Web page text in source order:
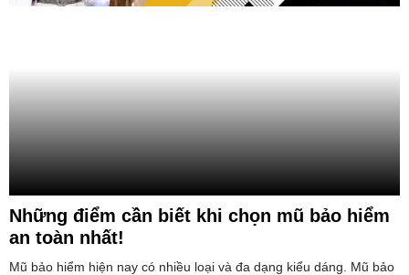
Những điểm cần biết khi chọn mũ bảo hiểm
an toàn nhất!
Mũ bảo hiểm hiện nay có nhiều loại và đa dạng kiểu dáng. Mũ bảo